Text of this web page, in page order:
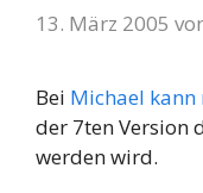
13. März 2005
Bei Michael kann
der 7ten Version
werden wird.